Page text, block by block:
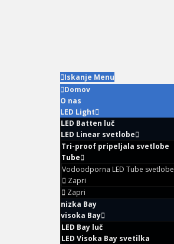
Iskanje Menu
Domov
O nas
LED Light
LED Batten luč
LED Linear svetlobe
Tri-proof pripeljala svetlobe
Tube
Vodoodporna LED Tube svetlobe
Zapri
Zapri
nizka Bay
visoka Bay
LED Bay luč
LED Visoka Bay svetilka